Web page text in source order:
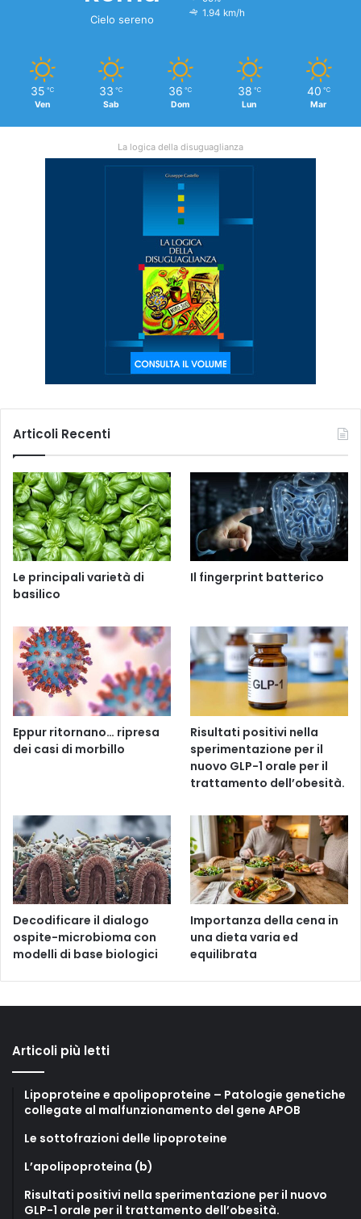
Cielo sereno
1.94 km/h
35 ℃
Ven
33 ℃
Sab
36 ℃
Dom
38 ℃
Lun
40 ℃
Mar
La logica della disuguaglianza
Articoli Recenti
Le principali varietà di
basilico
Il fingerprint batterico
Eppur ritornano… ripresa
dei casi di morbillo
Risultati positivi nella
sperimentazione per il
nuovo GLP-1 orale per il
trattamento dell’obesità.
Decodificare il dialogo
ospite-microbioma con
modelli di base biologici
Importanza della cena in
una dieta varia ed
equilibrata
Articoli più letti
Lipoproteine e apolipoproteine – Patologie genetiche
collegate al malfunzionamento del gene APOB
Le sottofrazioni delle lipoproteine
L’apolipoproteina (b)
Risultati positivi nella sperimentazione per il nuovo
GLP-1 orale per il trattamento dell’obesità.